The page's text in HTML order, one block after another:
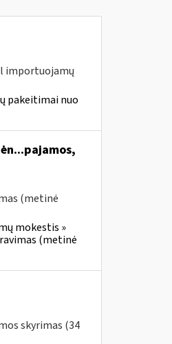
importuojamų
pakeitimai nuo
(metinė
mokestis »
(metinė
skyrimas (34